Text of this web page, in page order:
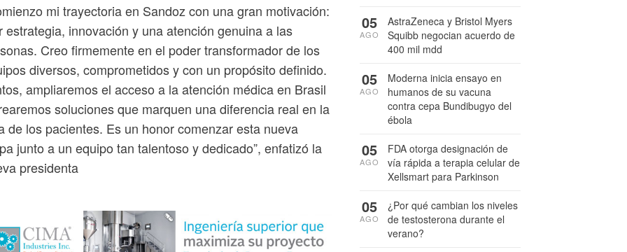
mi trayectoria en Sandoz con una gran motivación:
estrategia, innovación y una atención genuina a las
Creo firmemente en el poder transformador de los
diversos, comprometidos y con un propósito definido.
ampliaremos el acceso a la atención médica en Brasil
soluciones que marquen una diferencia real en la
de los pacientes. Es un honor comenzar esta nueva
junto a un equipo tan talentoso y dedicado”, enfatizó la
presidenta
AstraZeneca y Bristol Myers
Squibb negocian acuerdo de
400 mil mdd
05
AGO
Moderna inicia ensayo en
humanos de su vacuna
contra cepa Bundibugyo del
ébola
05
AGO
FDA otorga designación de
vía rápida a terapia celular de
Xellsmart para Parkinson
05
AGO
¿Por qué cambian los niveles
de testosterona durante el
verano?
05
AGO